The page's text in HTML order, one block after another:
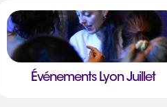
Événements Lyon Juillet